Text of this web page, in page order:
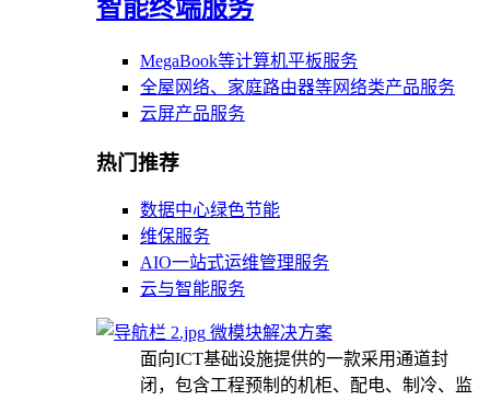
智能终端服务
MegaBook等计算机平板服务
全屋网络、家庭路由器等网络类产品服务
云屏产品服务
热门推荐
数据中心绿色节能
维保服务
AIO一站式运维管理服务
云与智能服务
微模块解决方案
面向ICT基础设施提供的一款采用通道封
闭，包含工程预制的机柜、配电、制冷、监